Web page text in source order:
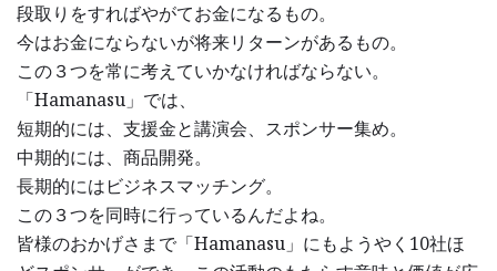
段取りをすればやがてお金になるもの。
今はお金にならないが将来リターンがあるもの。
この３つを常に考えていかなければならない。
「Hamanasu」では、
短期的には、支援金と講演会、スポンサー集め。
中期的には、商品開発。
長期的にはビジネスマッチング。
この３つを同時に行っているんだよね。
皆様のおかげさまで「Hamanasu」にもようやく10社ほ